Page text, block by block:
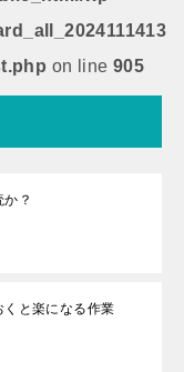
on line 905
？
と楽になる作業